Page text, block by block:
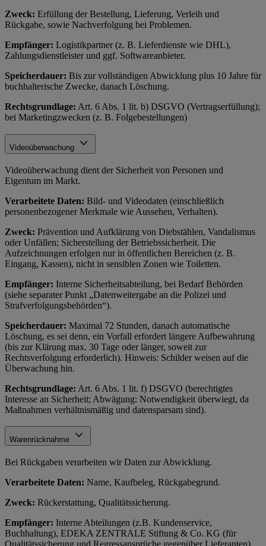
Zweck: Erfüllung der Bestellung, Lieferung, Verleih und
Rückgabe, sowie Nachverfolgung bei Problemen.
Empfänger: Logistikpartner (z. B. Lieferdienste wie DHL),
Zahlungsdienstleister und ggf. Softwareanbieter.
Speicherdauer: Bis zur vollständigen Abwicklung plus 10 Jahre für
buchhalterische Zwecke, danach Löschung.
Rechtsgrundlage: Art. 6 Abs. 1 lit. b) DSGVO (Vertragserfüllung);
bei Marketingzwecken (z. B. Folgebestellungen)
Videoüberwachung
Videoüberwachung dient der Sicherheit von Personen und
Eigentum im Markt.
Verarbeitete Daten: Bild- und Videodaten (einschließlich
personenbezogener Merkmale wie Aussehen, Verhalten).
Zweck: Prävention und Aufklärung von Diebstählen, Vandalismus
oder Unfällen; Sicherstellung der Betriebssicherheit. Die
Aufzeichnungen erfolgen nur in öffentlichen Bereichen (z. B.
Eingang, Kassen), nicht in sensiblen Zonen wie Toiletten.
Empfänger: Interne Sicherheitsabteilung, bei Bedarf Behörden
(siehe separater Punkt „Datenweitergabe an die Polizei und
Strafverfolgungsbehörden“).
Speicherdauer: Maximal 72 Stunden, danach automatische
Löschung, es sei denn, ein Vorfall erfordert längere Aufbewahrung
(bis zur Klärung max. 30 Tage oder länger, soweit zur
Rechtsverfolgung erforderlich). Hinweis: Schilder weisen auf die
Überwachung hin.
Rechtsgrundlage: Art. 6 Abs. 1 lit. f) DSGVO (berechtigtes
Interesse an Sicherheit; Abwägung: Notwendigkeit überwiegt, da
Maßnahmen verhältnismäßig und datensparsam sind).
Warenrücknahme
Bei Rückgaben verarbeiten wir Daten zur Abwicklung.
Verarbeitete Daten: Name, Kaufbeleg, Rückgabegrund.
Zweck: Rückerstattung, Qualitätssicherung.
Empfänger: Interne Abteilungen (z.B. Kundenservice,
Buchhaltung), EDEKA ZENTRALE Stiftung & Co. KG (für
Qualitätssicherung und Regressansprüche gegenüber Lieferanten).